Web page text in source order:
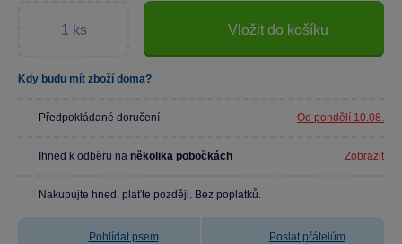
Vložit do košíku
Kdy budu mít zboží doma?
Předpokládané doručení Od pondělí 10.08.
Ihned k odběru na několika pobočkách Zobrazit
Nakupujte hned, plaťte později. Bez poplatků.
Pohlídat psem Poslat přátelům